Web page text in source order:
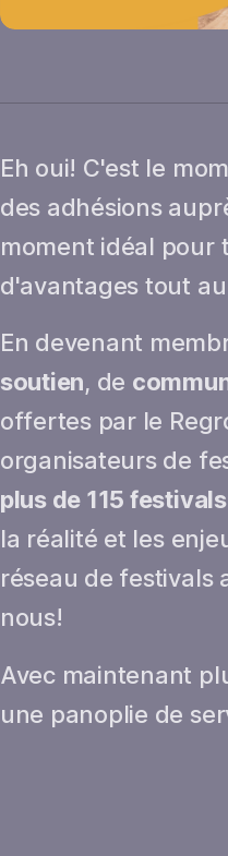
Eh oui! C'est le
des adhésions
moment idéal pour
d'avantages tout
En devenant
soutien, de
offertes par le
organisateurs de
plus de 115
la réalité et les
réseau de festivals
nous!
Avec maintenant
une panoplie de